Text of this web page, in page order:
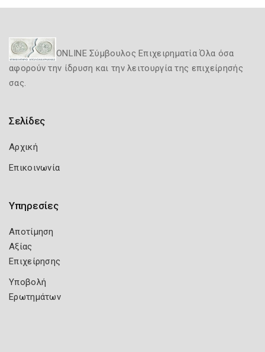
ONLINE Σύμβουλος Επιχειρηματία Όλα όσα
αφορούν την ίδρυση και την λειτουργία της επιχείρησής
σας.
Σελίδες
Αρχική
Επικοινωνία
Υπηρεσίες
Αποτίμηση
Αξίας
Επιχείρησης
Υποβολή
Ερωτημάτων